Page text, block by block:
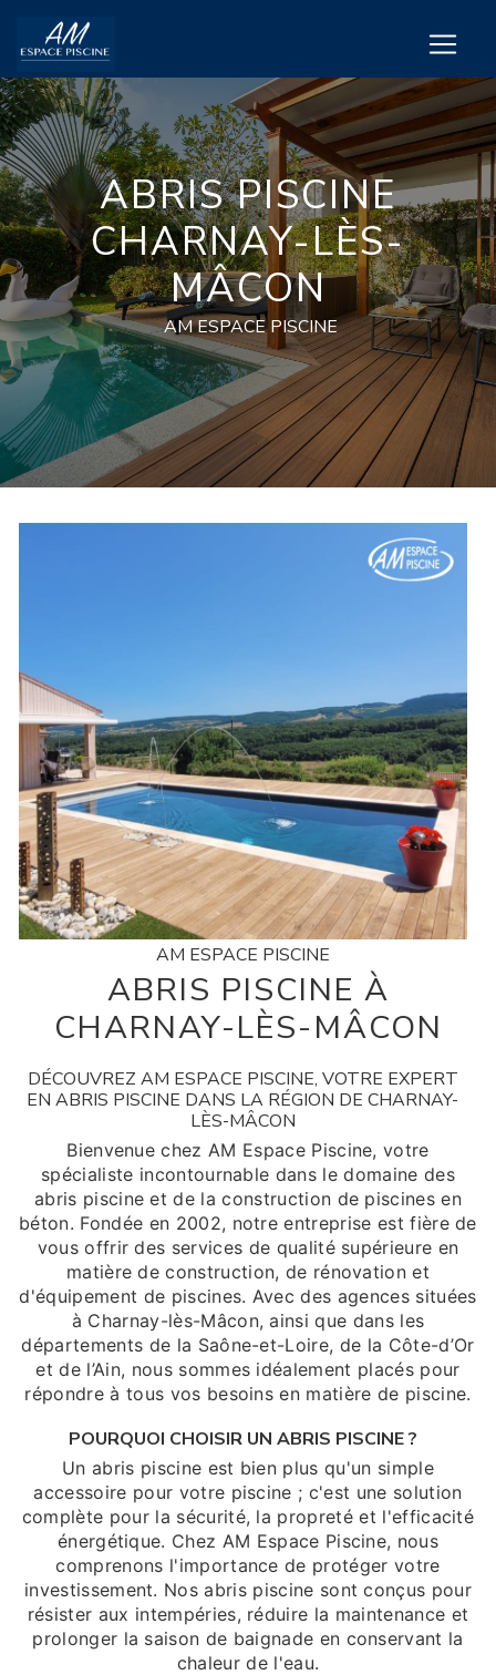
ABRIS PISCINE
CHARNAY-LÈS-
MÂCON
AM ESPACE PISCINE
AM ESPACE PISCINE
ABRIS PISCINE À
CHARNAY-LÈS-MÂCON
DÉCOUVREZ AM ESPACE PISCINE, VOTRE EXPERT
EN ABRIS PISCINE DANS LA RÉGION DE CHARNAY-
LÈS-MÂCON
Bienvenue chez AM Espace Piscine, votre
spécialiste incontournable dans le domaine des
abris piscine et de la construction de piscines en
béton. Fondée en 2002, notre entreprise est fière de
vous offrir des services de qualité supérieure en
matière de construction, de rénovation et
d'équipement de piscines. Avec des agences situées
à Charnay-lès-Mâcon, ainsi que dans les
départements de la Saône-et-Loire, de la Côte-d’Or
et de l’Ain, nous sommes idéalement placés pour
répondre à tous vos besoins en matière de piscine.
POURQUOI CHOISIR UN ABRIS PISCINE ?
Un abris piscine est bien plus qu'un simple
accessoire pour votre piscine ; c'est une solution
complète pour la sécurité, la propreté et l'efficacité
énergétique. Chez AM Espace Piscine, nous
comprenons l'importance de protéger votre
investissement. Nos abris piscine sont conçus pour
résister aux intempéries, réduire la maintenance et
prolonger la saison de baignade en conservant la
chaleur de l'eau.